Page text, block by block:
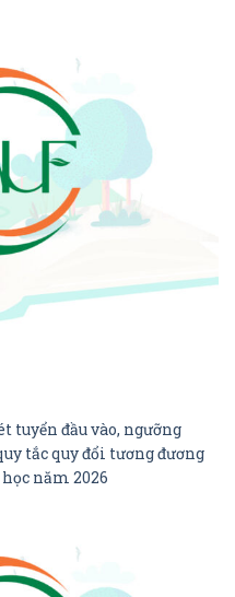
tuyển đầu vào, ngưỡng
tắc quy đổi tương đương
năm 2026